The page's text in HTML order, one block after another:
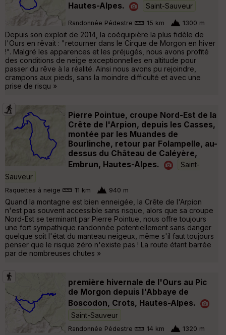
Hautes-Alpes.
Saint-Sauveur
Randonnée Pédestre 15 km 1300 m
Depuis son exploit de 2014, la coéquipière la plus fidèle de
l'Ours en rêvait : "retourner dans le Cirque de Morgon en hiver
!". Malgré les apparences et les préjugés, nous avons profité
des conditions de neige exceptionnelles en altitude pour
passer du rêve à la réalité. Ainsi nous avons pu rejoindre,
crampons aux pieds, sans la moindre difficulté et avec une
prise de risqu »
Pierre Pointue, croupe Nord-Est de la
Crête de l'Arpion, depuis les Casses,
montée par les Muandes de
Bourlinche, retour par Folampelle, au-
dessus du Château de Caléyère,
Embrun, Hautes-Alpes.
Saint-
Sauveur
Raquettes à neige 11 km 940 m
Quand la montagne est bien enneigée, la Crête de l'Arpion
n'est pas souvent accessible sans risque, alors que sa croupe
Nord-Est se terminant par Pierre Pointue, nous offre toujours
une fort sympathique randonnée potentiellement sans danger
quelque soit l'état du manteau neigeux, même s'il faut toujours
penser que le risque zéro n'existe pas ! La route étant barrée
par de nombreuses chutes »
première hivernale de l'Ours au Pic
de Morgon depuis l'Abbaye de
Boscodon, Crots, Hautes-Alpes.
Saint-Sauveur
Randonnée Pédestre 14 km 1320 m